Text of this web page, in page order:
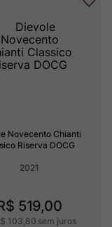
Novecento Chianti
Riserva DOCG
2021
519,00
103 80 sem juros